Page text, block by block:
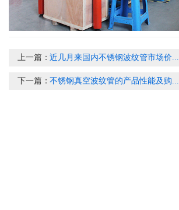
上一篇：近几月来国内不锈钢波纹管市场价...
下一篇：不锈钢真空波纹管的产品性能及购...